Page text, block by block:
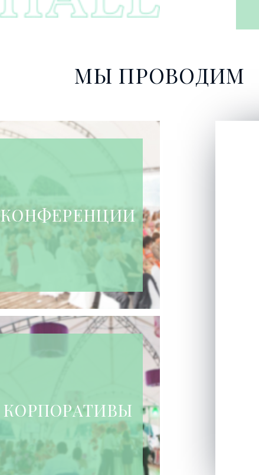
МЫ ПРОВОДИМ
КОНФЕРЕНЦИИ
КОРПОРАТИВЫ